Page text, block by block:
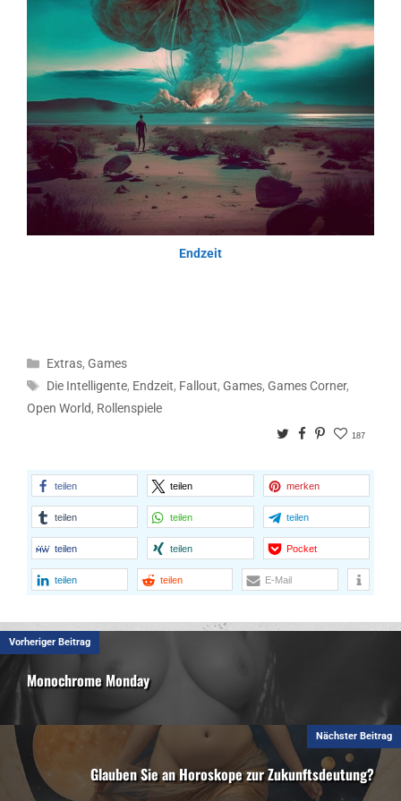
Endzeit
Kategorien
Extras,Games
Schlagwörter
Die Intelligente, Endzeit, Fallout,Games,Games Corner,
Open World, Rollenspiele
TwitterFacebook
Pinterest
187
teilen teilen merken
teilen teilen teilen
teilen teilen Pocket
teilen teilen E-Mail
Vorheriger Beitrag
Monochrome Monday
Nächster Beitrag
Glauben Sie an Horoskope zur Zukunftsdeutung?